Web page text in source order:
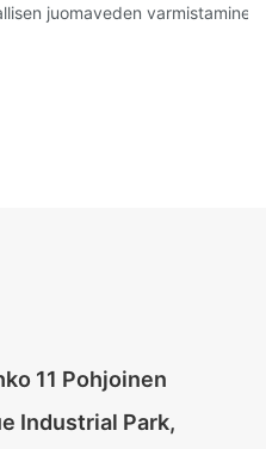
juomaveden varmistaminen
11 Pohjoinen
Industrial Park,